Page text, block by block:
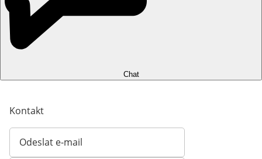
Chat
Kontakt
Odeslat e-mail
Otevírá e-mailového klienta